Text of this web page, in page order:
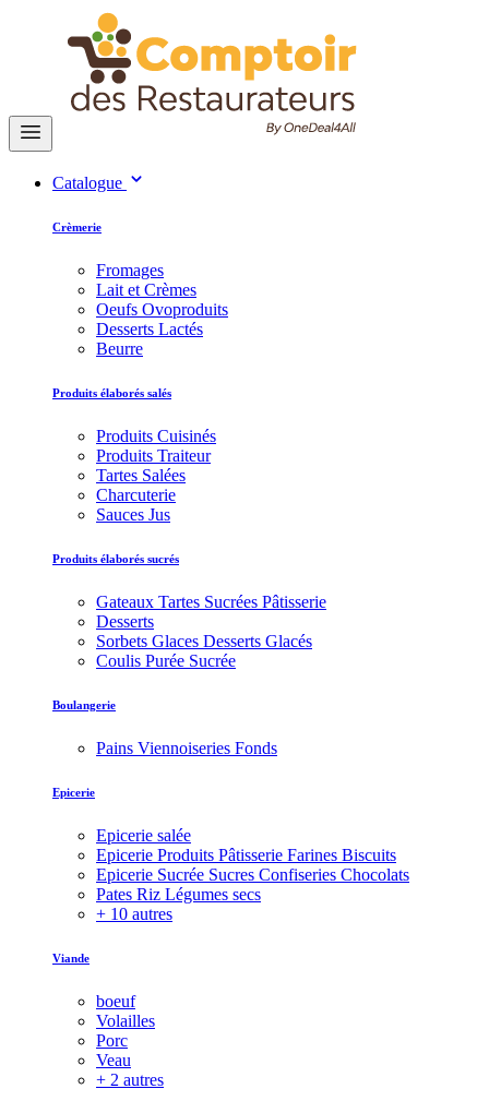
Catalogue
Crèmerie
Fromages
Lait et Crèmes
Oeufs Ovoproduits
Desserts Lactés
Beurre
Produits élaborés salés
Produits Cuisinés
Produits Traiteur
Tartes Salées
Charcuterie
Sauces Jus
Produits élaborés sucrés
Gateaux Tartes Sucrées Pâtisserie
Desserts
Sorbets Glaces Desserts Glacés
Coulis Purée Sucrée
Boulangerie
Pains Viennoiseries Fonds
Epicerie
Epicerie salée
Epicerie Produits Pâtisserie Farines Biscuits
Epicerie Sucrée Sucres Confiseries Chocolats
Pates Riz Légumes secs
+ 10 autres
Viande
boeuf
Volailles
Porc
Veau
+ 2 autres